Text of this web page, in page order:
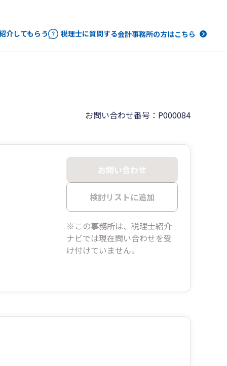
介してもらう 税理士に質問する会計事務所の方はこちら
お問い合わせ番号：P000084
お問い合わせ
検討リストに追加
※この事務所は、税理士紹介
ナビでは現在問い合わせを受
け付けていません。